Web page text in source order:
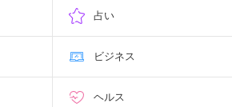
占い
ビジネス
ヘルス